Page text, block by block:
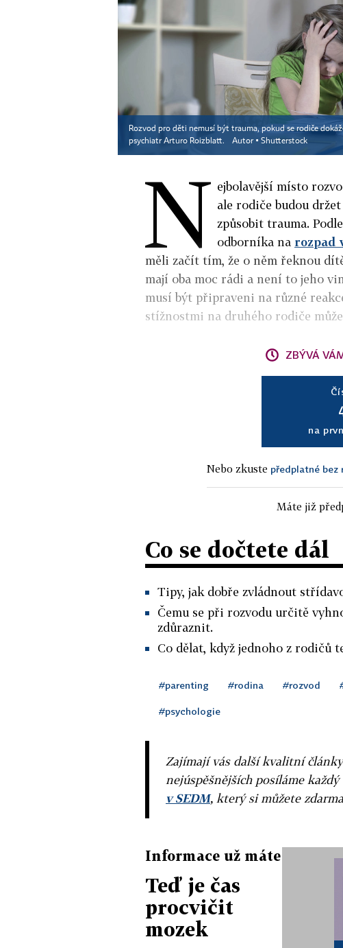
Rozvod pro děti nemusí být trauma, pokud se rodiče
psychiatr Arturo Roizblatt.
Autor ▪ Shutterstock
N ejbolavější místo
ale rodiče budou
způsobit trauma.
odborníka na rozpad
měli začít tím, že o něm řeknou
mají oba moc rádi a není to jeho
musí být připraveni na různé
stížnostmi na druhého rodiče
ZBÝVÁ
na
Nebo zkuste předplatné bez
Máte již
Co se dočtete dál
Tipy, jak dobře zvládnout
Čemu se při rozvodu určitě
zdůraznit.
Co dělat, když jednoho z rodičů
#parenting #rodina #rozvod
#psychologie
Zajímají vás další kvalitní
nejúspěšnějších posíláme
v SEDM, který si můžete
Informace už máte
Teď je čas
procvičit
mozek